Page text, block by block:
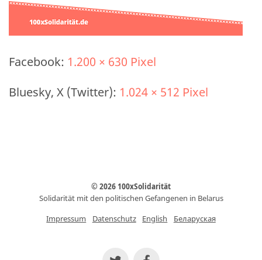
Facebook: 1.200 × 630 Pixel
Bluesky, X (Twitter): 1.024 × 512 Pixel
© 2026 100xSolidarität
Solidarität mit den politischen Gefangenen in Belarus
Impressum
Datenschutz English Беларуская